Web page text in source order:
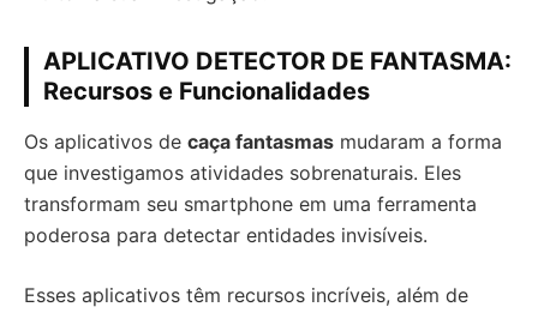
APLICATIVO DETECTOR DE FANTASMA:
Recursos e Funcionalidades
Os aplicativos de caça fantasmas mudaram a forma
que investigamos atividades sobrenaturais. Eles
transformam seu smartphone em uma ferramenta
poderosa para detectar entidades invisíveis.
Esses aplicativos têm recursos incríveis, além de